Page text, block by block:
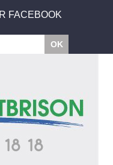
FACEBOOK